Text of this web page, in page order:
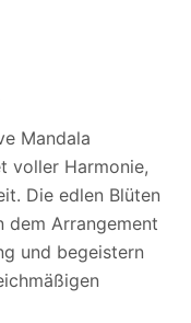
Mandala
voller Harmonie,
Die edlen Blüten
dem Arrangement
und begeistern